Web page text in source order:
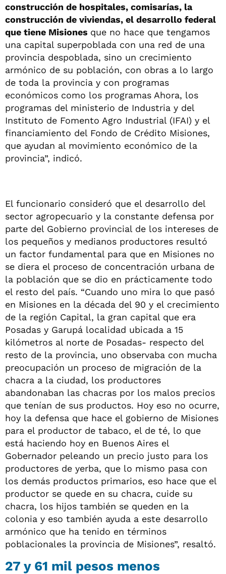
construcción de hospitales, comisarías, la
construcción de viviendas, el desarrollo federal
que tiene Misiones que no hace que tengamos
una capital superpoblada con una red de una
provincia despoblada, sino un crecimiento
armónico de su población, con obras a lo largo
de toda la provincia y con programas
económicos como los programas Ahora, los
programas del ministerio de Industria y del
Instituto de Fomento Agro Industrial (IFAI) y el
financiamiento del Fondo de Crédito Misiones,
que ayudan al movimiento económico de la
provincia”, indicó.
El funcionario consideró que el desarrollo del
sector agropecuario y la constante defensa por
parte del Gobierno provincial de los intereses de
los pequeños y medianos productores resultó
un factor fundamental para que en Misiones no
se diera el proceso de concentración urbana de
la población que se dio en prácticamente todo
el resto del país. “Cuando uno mira lo que pasó
en Misiones en la década del 90 y el crecimiento
de la región Capital, la gran capital que era
Posadas y Garupá localidad ubicada a 15
kilómetros al norte de Posadas- respecto del
resto de la provincia, uno observaba con mucha
preocupación un proceso de migración de la
chacra a la ciudad, los productores
abandonaban las chacras por los malos precios
que tenían de sus productos. Hoy eso no ocurre,
hoy la defensa que hace el gobierno de Misiones
para el productor de tabaco, el de té, lo que
está haciendo hoy en Buenos Aires el
Gobernador peleando un precio justo para los
productores de yerba, que lo mismo pasa con
los demás productos primarios, eso hace que el
productor se quede en su chacra, cuide su
chacra, los hijos también se queden en la
colonia y eso también ayuda a este desarrollo
armónico que ha tenido en términos
poblacionales la provincia de Misiones”, resaltó.
27 y 61 mil pesos menos